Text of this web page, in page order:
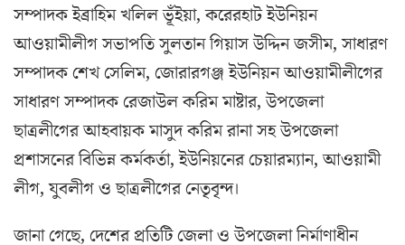
সম্পাদক ইব্রাহিম খলিল ভূঁইয়া, করেরহাট ইউনিয়ন
আওয়ামীলীগ সভাপতি সুলতান গিয়াস উদ্দিন জসীম, সাধারণ
সম্পাদক শেখ সেলিম, জোরারগঞ্জ ইউনিয়ন আওয়ামীলীগের
সাধারণ সম্পাদক রেজাউল করিম মাষ্টার, উপজেলা
ছাত্রলীগের আহবায়ক মাসুদ করিম রানা সহ উপজেলা
প্রশাসনের বিভিন্ন কর্মকর্তা, ইউনিয়নের চেয়ারম্যান, আওয়ামী
লীগ, যুবলীগ ও ছাত্রলীগের নেতৃবৃন্দ।
জানা গেছে, দেশের প্রতিটি জেলা ও উপজেলা নির্মাণাধীন